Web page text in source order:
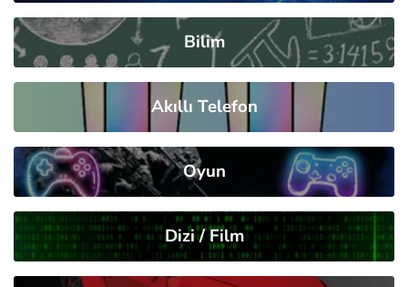
Bilim
Akıllı Telefon
Oyun
Dizi / Film